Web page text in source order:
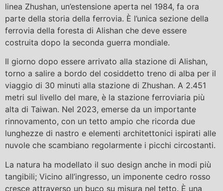
linea Zhushan, un’estensione aperta nel 1984, fa ora
parte della storia della ferrovia. È l’unica sezione della
ferrovia della foresta di Alishan che deve essere
costruita dopo la seconda guerra mondiale.
Il giorno dopo essere arrivato alla stazione di Alishan,
torno a salire a bordo del cosiddetto treno di alba per il
viaggio di 30 minuti alla stazione di Zhushan. A 2.451
metri sul livello del mare, è la stazione ferroviaria più
alta di Taiwan. Nel 2023, emerse da un importante
rinnovamento, con un tetto ampio che ricorda due
lunghezze di nastro e elementi architettonici ispirati alle
nuvole che scambiano regolarmente i picchi circostanti.
La natura ha modellato il suo design anche in modi più
tangibili; Vicino all’ingresso, un imponente cedro rosso
cresce attraverso un buco su misura nel tetto. È una